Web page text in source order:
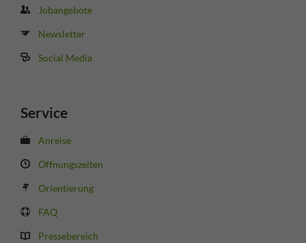
Jobangebote
Newsletter
Social Media
Service
Anreise
Öffnungszeiten
Orientierung
FAQ
Pressebereich